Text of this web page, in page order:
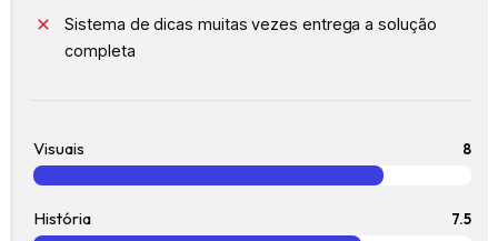
Sistema de dicas muitas vezes entrega a solução
completa
Visuais 8
História 7.5